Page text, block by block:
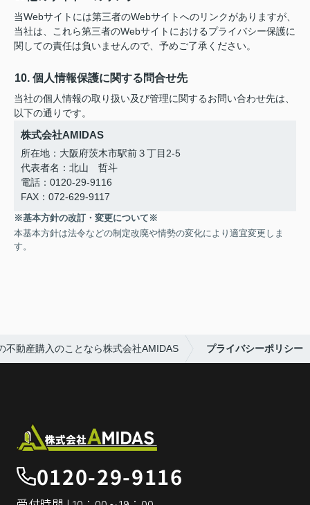
当Webサイトには第三者のWebサイトへのリンクがありますが、
当社は、これら第三者のWebサイトにおけるプライバシー保護に
関しての責任は負いませんので、予めご了承ください。
10. 個人情報保護に関する問合せ先
当社の個人情報の取り扱い及び管理に関するお問い合わせ先は、
以下の通りです。
株式会社AMIDAS
所在地：大阪府茨木市駅前３丁目2-5
代表者名：北山 哲斗
電話：0120-29-9116
FAX：072-629-9117
※基本方針の改訂・変更について※
本基本方針は法令などの制定改廃や情勢の変化により適宜変更しま
す。
不動産購入のことなら株式会社AMIDAS プライバシーポリシー
0120-29-9116